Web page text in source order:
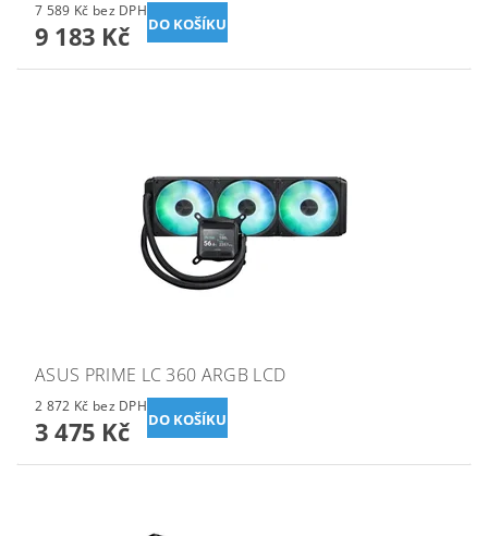
7 589 Kč bez DPH
9 183 Kč
ASUS PRIME LC 360 ARGB LCD
2 872 Kč bez DPH
3 475 Kč